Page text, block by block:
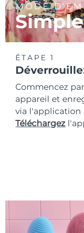
MODE
ÉTAPE 1
Commencez
appareil et
via l'application
Téléchargez